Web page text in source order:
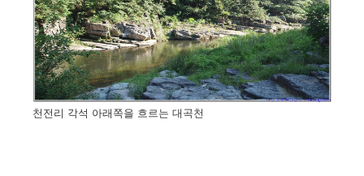
천전리 각석 아래쪽을 흐르는 대곡천